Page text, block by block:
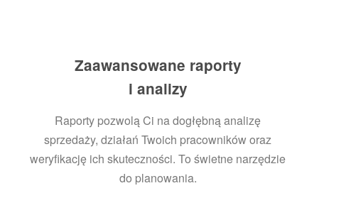
Zaawansowane raporty
i analizy
Raporty pozwolą Ci na dogłębną analizę
sprzedaży, działań Twoich pracowników oraz
weryfikację ich skuteczności. To świetne narzędzie
do planowania.